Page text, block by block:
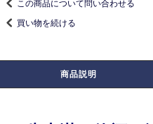
この商品について問い合わせる
買い物を続ける
商品説明